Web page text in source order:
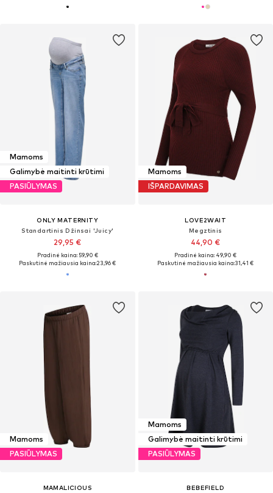
Mamoms
Galimybė maitinti krūtimi
PASIŪLYMAS
ONLY MATERNITY
Standartinis Džinsai 'Juicy'
29,95 €
Pradinė kaina: 59,90 €
Paskutinė mažiausia kaina:23,96 €
Mamoms
IŠPARDAVIMAS
LOVE2WAIT
Megztinis
44,90 €
Pradinė kaina: 49,90 €
Paskutinė mažiausia kaina:31,41 €
Mamoms
PASIŪLYMAS
MAMALICIOUS
Mamoms
Galimybė maitinti krūtimi
PASIŪLYMAS
BEBEFIELD